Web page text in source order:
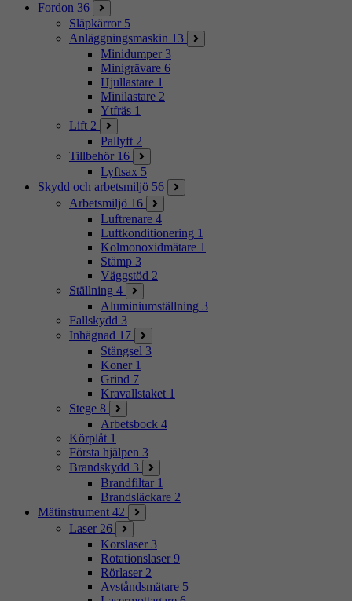
Fordon 36
Släpkärror 5
Anläggningsmaskin 13
Minidumper 3
Minigrävare 6
Hjullastare 1
Minilastare 2
Ytfräs 1
Lift 2
Pallyft 2
Tillbehör 16
Lyftsax 5
Skydd och arbetsmiljö 56
Arbetsmiljö 16
Luftrenare 4
Luftkonditionering 1
Kolmonoxidmätare 1
Stämp 3
Väggstöd 2
Ställning 4
Aluminiumställning 3
Fallskydd 3
Inhägnad 17
Stängsel 3
Koner 1
Grind 7
Kravallstaket 1
Stege 8
Arbetsbock 4
Körplåt 1
Första hjälpen 3
Brandskydd 3
Brandfiltar 1
Brandsläckare 2
Mätinstrument 42
Laser 26
Korslaser 3
Rotationslaser 9
Rörlaser 2
Avståndsmätare 5